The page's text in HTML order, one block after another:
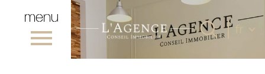
menu
fr
Accueil 0 Langue
fr